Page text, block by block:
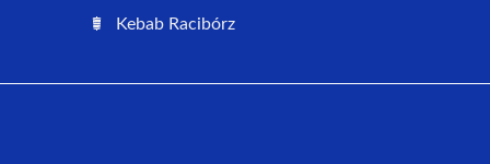
Kebab Racibórz